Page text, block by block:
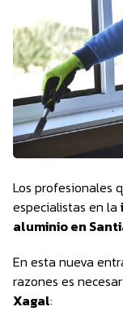
Los profesionales
especialistas en la
aluminio en
En esta nueva
razones es
Xagal: